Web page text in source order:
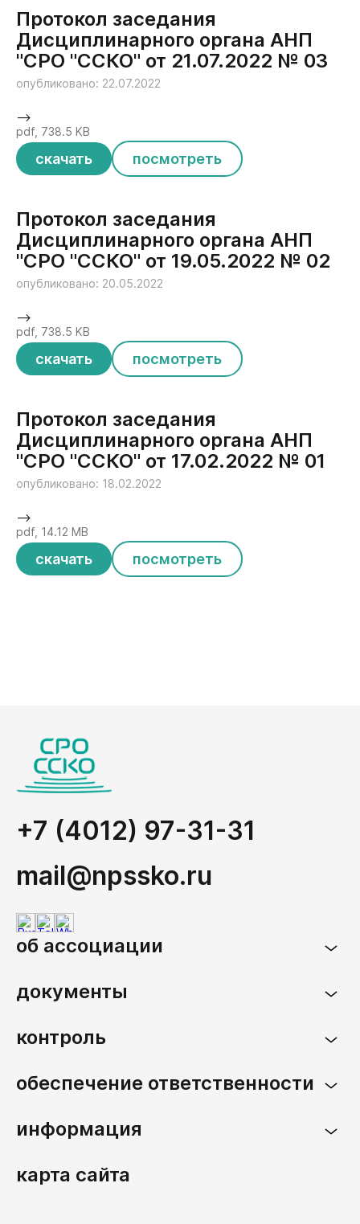
Протокол заседания
Дисциплинарного органа АНП
"СРО "ССКО" от 21.07.2022 № 03
опубликовано: 22.07.2022
скачать посмотреть
-->
pdf, 738.5 KB
Протокол заседания
Дисциплинарного органа АНП
"СРО "ССКО" от 19.05.2022 № 02
опубликовано: 20.05.2022
скачать посмотреть
-->
pdf, 738.5 KB
Протокол заседания
Дисциплинарного органа АНП
"СРО "ССКО" от 17.02.2022 № 01
опубликовано: 18.02.2022
скачать посмотреть
-->
pdf, 14.12 MB
+7 (4012) 97-31-31
mail@npssko.ru
об ассоциации
документы
контроль
обеспечение ответственности
информация
карта сайта